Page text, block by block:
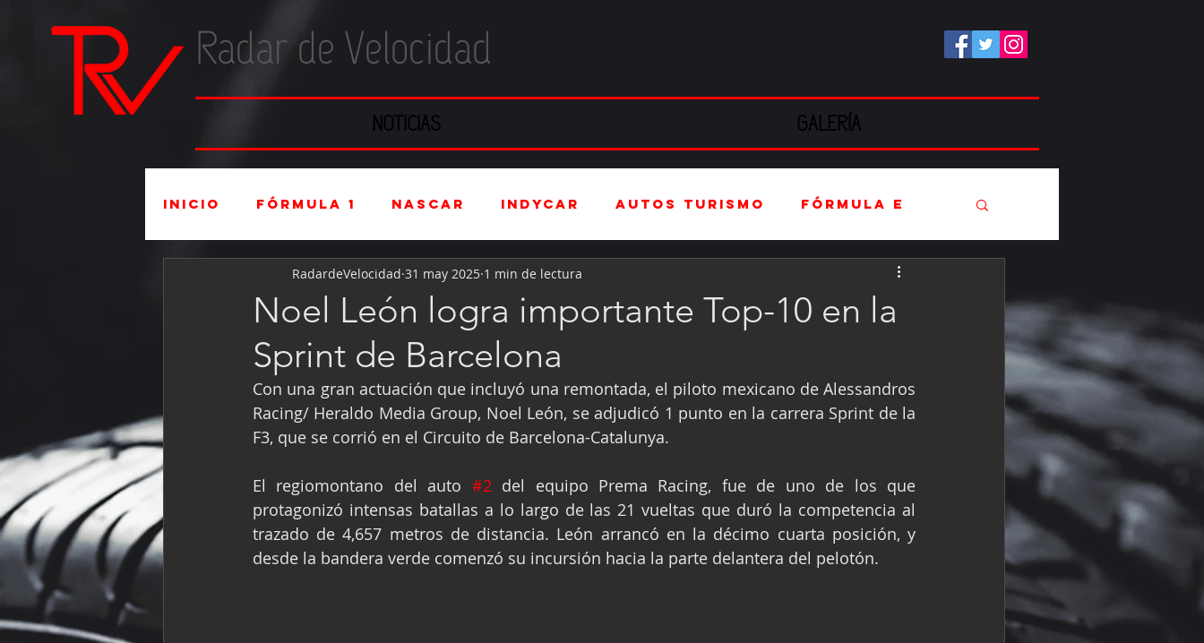
Radar de Velocidad
NOTICIAS GALERÍA
Inicio Fórmula 1 NASCAR IndyCar Autos Turismo Fórmula E
Súper Copa Industria Automotriz
Mexicanos en el extranjero Kartismo
Fórmula Ford Vintage Fórmula 3 Nauticopa FIA TCR Fórmula 2
NASCAR México
Noel León logra importante Top-10 en la
Sprint de Barcelona
RadardeVelocidad 31 may 2025 1 min de lectura
Con una gran actuación que incluyó una remontada, el piloto mexicano de Alessandros
Racing/ Heraldo Media Group, Noel León, se adjudicó 1 punto en la carrera Sprint de la
F3, que se corrió en el Circuito de Barcelona-Catalunya.
El regiomontano del auto #2 del equipo Prema Racing, fue de uno de los que
protagonizó intensas batallas a lo largo de las 21 vueltas que duró la competencia al
trazado de 4,657 metros de distancia. León arrancó en la décimo cuarta posición, y
desde la bandera verde comenzó su incursión hacia la parte delantera del pelotón.